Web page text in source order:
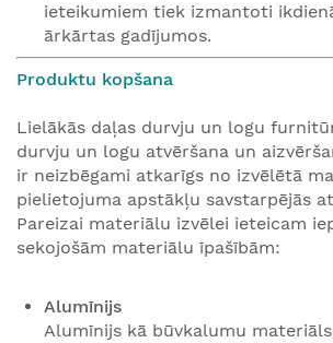
ieteikumiem tiek izmantoti
ārkārtas gadījumos.
Produktu kopšana
Lielākās daļas durvju un logu
durvju un logu atvēršana un
ir neizbēgami atkarīgs no izvēlētā
pielietojuma apstākļu savstarpējās
Pareizai materiālu izvēlei ieteicam
sekojošām materiālu īpašībām:
Alumīnijs
Alumīnijs kā būvkalumu